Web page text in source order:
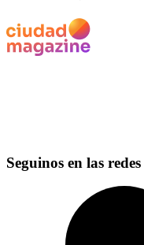
Seguinos en las redes